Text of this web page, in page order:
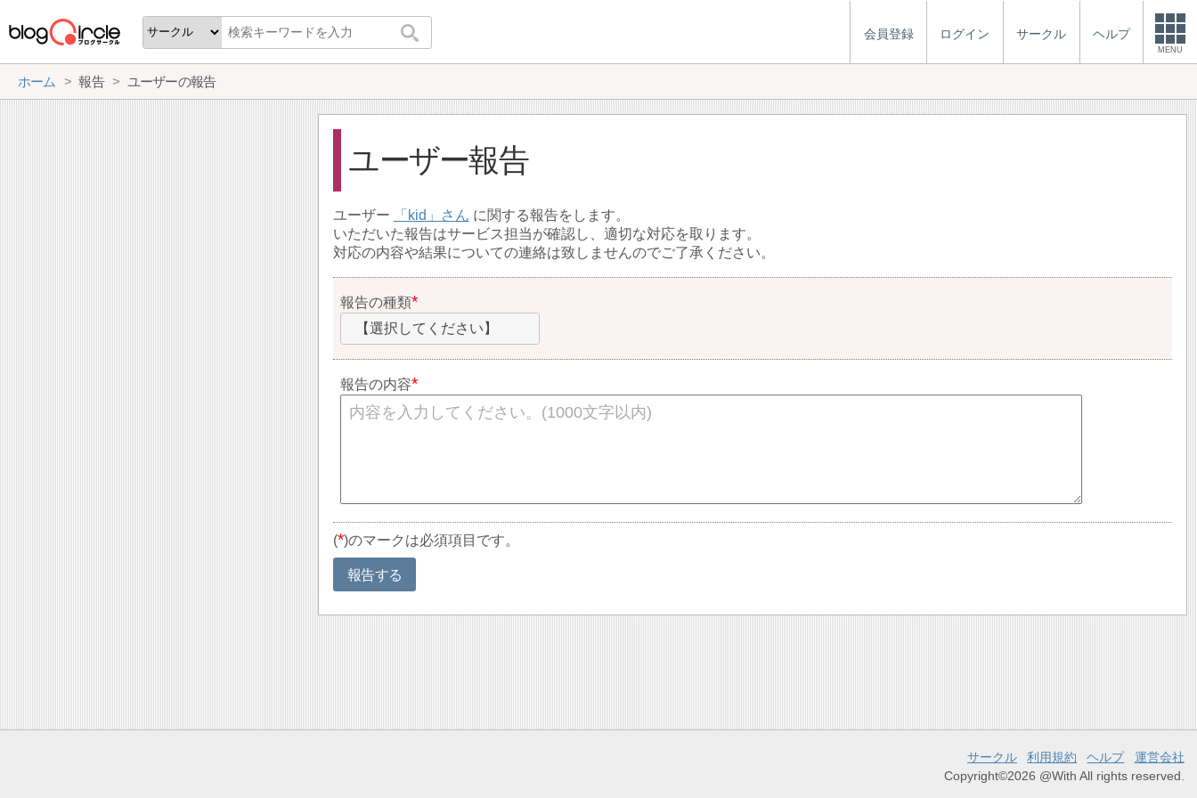
会員登録 ログイン サークル ヘルプ
MENU
ホーム 報告 ユーザーの報告
ユーザー報告
ユーザー kid
に関する報告をします。
いただいた報告はサービス担当が確認し、適切な対応を取ります。
対応の内容や結果についての連絡は致しませんのでご了承ください。
報告の種類
【選択してください】
報告の内容
(*)のマークは必須項目です。
報告する
サークル 利用規約 ヘルプ
運営会社
Copyright©2026 @With All rights reserved.